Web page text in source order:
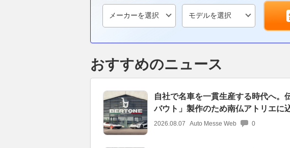
おすすめのニュース
自社で名車を一貫生産する時代へ。
バウト」製作のため南仏アトリエに
2026.08.07 Auto Messe Web 0